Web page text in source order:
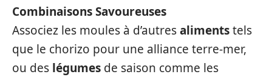
Combinaisons Savoureuses
Associez les moules à d’autresalimentstels
que le chorizo pour une alliance terre-mer,
ou des légumes de saison comme les